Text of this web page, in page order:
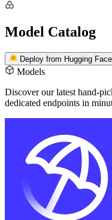
Model Catalog
Deploy from Hugging Face
Models
Discover our latest hand-
dedicated endpoints in